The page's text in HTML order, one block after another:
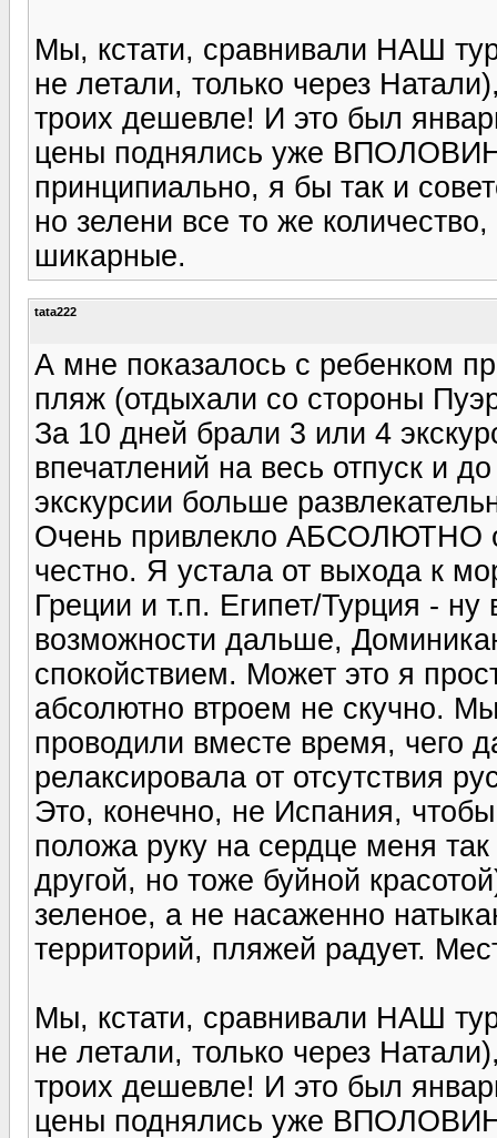
Мы, кстати, сравнивали НАШ
не летали, только через
троих дешевле! И это был
цены поднялись уже
принципиально, я бы так и
но зелени все то же
шикарные.
tata222
А мне показалось с ребенком
пляж (отдыхали со стороны
За 10 дней брали 3 или 4
впечатлений на весь отпуск и
экскурсии больше
Очень привлекло АБСОЛЮТНО
честно. Я устала от выхода к
Греции и т.п. Египет/Турция -
возможности дальше,
спокойствием. Может это я
абсолютно втроем не скучно.
проводили вместе время, чего
релаксировала от отсутствия
Это, конечно, не Испания,
положа руку на сердце меня
другой, но тоже буйной
зеленое, а не насаженно
территорий, пляжей радует.
Мы, кстати, сравнивали НАШ
не летали, только через
троих дешевле! И это был
цены поднялись уже